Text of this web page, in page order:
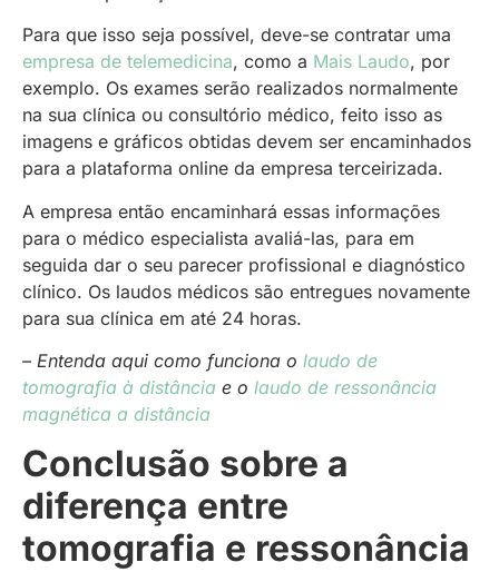
Para que isso seja possível, deve-se contratar uma
empresa de telemedicina, como a Mais Laudo, por
exemplo. Os exames serão realizados normalmente
na sua clínica ou consultório médico, feito isso as
imagens e gráficos obtidas devem ser encaminhados
para a plataforma online da empresa terceirizada.
A empresa então encaminhará essas informações
para o médico especialista avaliá-las, para em
seguida dar o seu parecer profissional e diagnóstico
clínico. Os laudos médicos são entregues novamente
para sua clínica em até 24 horas.
– Entenda aqui como funciona o laudo de
tomografia à distância e o laudo de ressonância
magnética a distância
Conclusão sobre a
diferença entre
tomografia e ressonância